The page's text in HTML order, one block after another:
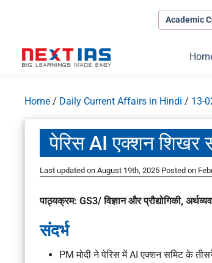
Academic
Home / Daily Current Affairs in Hindi / 13-
पेरिस AI एक्शन शिखर
Last updated on August 19th, 2025 Posted on
पाठ्यक्रम: GS3/ विज्ञान और प्रौद्योगिकी,
संदर्भ
PM मोदी ने पेरिस में AI एक्शन समिट के